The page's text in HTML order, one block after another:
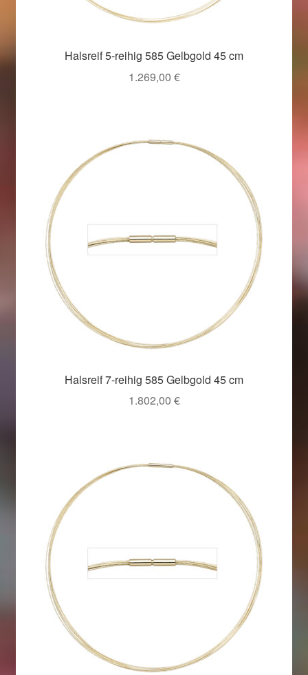
Halsreif 5-reihig 585 Gelbgold 45 cm
1.269,00 €
Halsreif 7-reihig 585 Gelbgold 45 cm
1.802,00 €